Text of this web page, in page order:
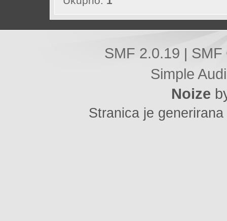
SMF 2.0.19
Simple
Noize
Stranica je